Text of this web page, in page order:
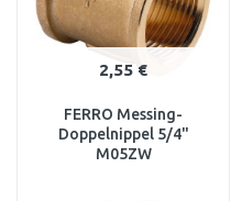
2,55 €
FERRO Messing-
Doppelnippel 5/4"
M05ZW